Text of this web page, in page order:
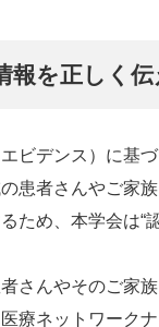
報を正しく
ビデンス）に基
患者さんやご家
ため、本学会は“
さんやそのご家
療ネットワーク